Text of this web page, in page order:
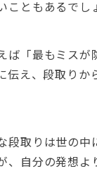
ともあるでし
ば「最もミスが
伝え、段取りか
段取りは世の中
、自分の発想よ